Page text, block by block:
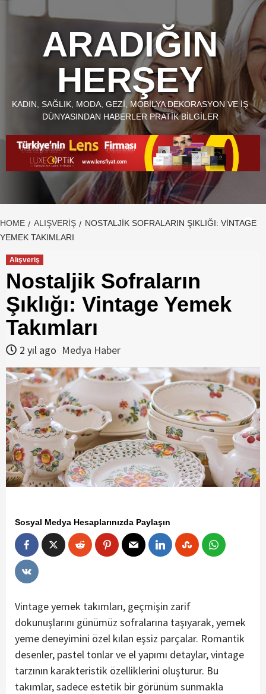
ARADIĞIN
HERŞEY
KADIN, SAĞLIK, MODA, GEZI, MOBILYA DEKORASYON VE İŞ
DÜNYASINDAN HABERLER PRATIK BILGILER
HOME ALIŞVERIŞ
NOSTALJIK SOFRALARIN ŞIKLIĞI: VINTAGE
YEMEK TAKIMLARI
Alışveriş
Nostaljik Sofraların
Şıklığı: Vintage Yemek
Takımları
2 yıl ago Medya Haber
Sosyal Medya Hesaplarınızda Paylaşın
Vintage yemek takımları, geçmişin zarif
dokunuşlarını günümüz sofralarına taşıyarak, yemek
yeme deneyimini özel kılan eşsiz parçalar. Romantik
desenler, pastel tonlar ve el yapımı detaylar, vintage
tarzının karakteristik özelliklerini oluşturur. Bu
takımlar, sadece estetik bir görünüm sunmakla